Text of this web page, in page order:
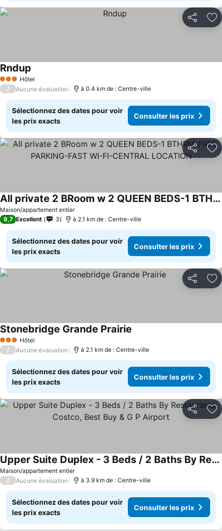
Partager
3 ÉtoilesHôtel
Rndup
/ Aucune évaluation à 0.4 km de : Centre-ville
Sélectionnez des dates pour voir
les prix exacts
Consulter les prix
Partager
Maison/appartement entier
All private 2 BRoom w 2 QUEEN BEDS-1 BTHRM-FREE PARKING-FAST WI-FI-CENTRAL LOCATION
Consulter les prix
9,7 Excellent 3 à 2.1 km de : Centre-ville
Sélectionnez des dates pour voir
les prix exacts
Consulter les prix
Partager
3 ÉtoilesHôtel
Stonebridge Grande Prairie
/ Aucune évaluation à 2.1 km de : Centre-ville
Sélectionnez des dates pour voir
les prix exacts
Consulter les prix
Partager
Maison/appartement entier
Upper Suite Duplex - 3 Beds / 2 Baths By Restaurants, Costco, Best Buy & G P Airport
Consulter les prix
/ Aucune évaluation à 3.9 km de : Centre-ville
Sélectionnez des dates pour voir
les prix exacts
Consulter les prix